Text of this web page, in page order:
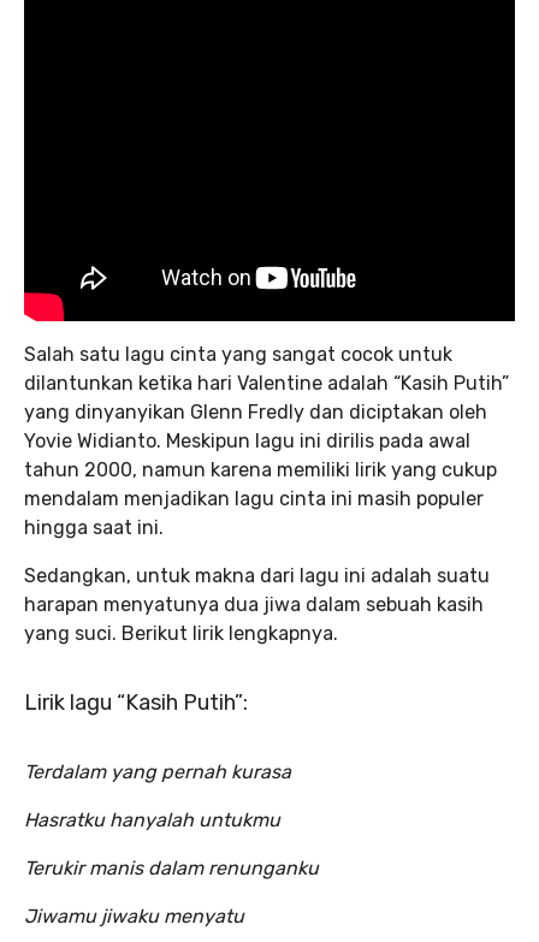
Salah satu lagu cinta yang sangat cocok untuk
dilantunkan ketika hari Valentine adalah “Kasih Putih”
yang dinyanyikan Glenn Fredly dan diciptakan oleh
Yovie Widianto. Meskipun lagu ini dirilis pada awal
tahun 2000, namun karena memiliki lirik yang cukup
mendalam menjadikan lagu cinta ini masih populer
hingga saat ini.
Sedangkan, untuk makna dari lagu ini adalah suatu
harapan menyatunya dua jiwa dalam sebuah kasih
yang suci. Berikut lirik lengkapnya.
Lirik lagu “Kasih Putih”:
Terdalam yang pernah kurasa
Hasratku hanyalah untukmu
Terukir manis dalam renunganku
Jiwamu jiwaku menyatu